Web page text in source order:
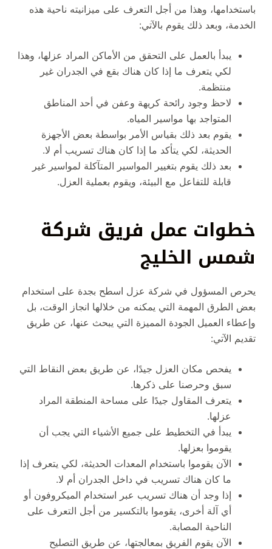
باستخدامها، وهذا من أجل التعرف على ميزانيته ناحية هذه
الخدمة، وبعد ذلك يقوم بالآتي:
يبدأ بالعمل على التحقق من الأماكن المراد عزلها، وهذا
لكي يتعرف ما إذا كان هناك بقع في الجدران غير
منتظمة.
لاحظ وجود رائحة كريهة وعفن في أحد المناطق
المتواجد بها مواسير المياه.
يقوم بعد ذلك بقياس الأمر بواسطة بعض الأجهزة
الحديثة، لكي يتأكد ما إذا كان هناك تسريب أم لا.
بعد ذلك يقوم بتغيير المواسير المتآكلة لمواسير غير
قابلة للتفاعل مع البيئة، ويقوم بعملية العزل.
خطوات عمل فريق شركة
شمس الخليج
يحرص المسؤول في شركة عزل اسطح بجدة على استخدام
بعض الطرق المهمة التي يمكنه من خلالها انجاز الوقت، بل
وإعطاء العميل الجودة المميزة التي يبحث عنها، عن طريق
تقديم الآتي:
يفحص مكان العزل جيدًا، عن طريق بعض النقاط التي
سبق وحرصنا على ذكرها.
يتعرف المقاول جيدًا على مساحة المنطقة المراد
عزلها.
يبدأ في التخطيط على جميع الأشياء التي يجب أن
يقوموا بعزلها.
الآن يقوموا باستخدام المعدات الحديثة، لكي يتعرف إذا
ما كان هناك تسريب في داخل الجدران أم لا.
إذا وجد أن هناك تسريب عبر استخدام الميكروفون أو
أي آلة أخرى، يقوموا بالتكسير من أجل التعرف على
الناحية المصابة.
الآن يقوم الفريق بمعالجتها، عن طريق التصليح